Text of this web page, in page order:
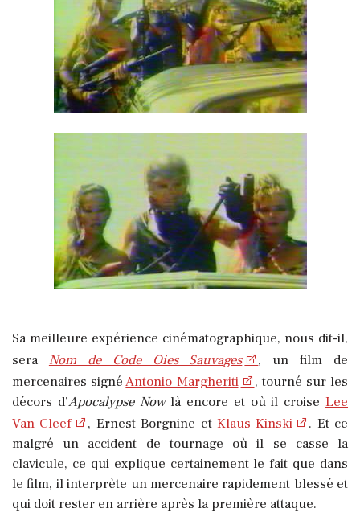
Sa meilleure expérience cinématographique, nous dit-il,
sera Nom de Code Oies Sauvages
, un film de
mercenaires signéAntonio Margheriti
, tourné sur les
décors d’Apocalypse Nowlà encore et où il croiseLee
Van Cleef
, Ernest Borgnine et Klaus Kinski
. Et ce
malgré un accident de tournage où il se casse la
clavicule, ce qui explique certainement le fait que dans
le film, il interprète un mercenaire rapidement blessé et
qui doit rester en arrière après la première attaque.